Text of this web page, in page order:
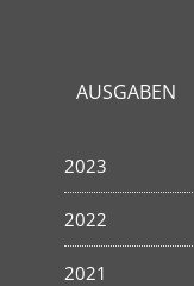
AUSGABEN
2023
2022
2021